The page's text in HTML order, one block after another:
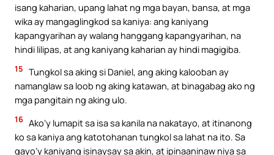
isang kaharian, upang lahat ng mga bayan, bansa, at mga
wika ay mangaglingkod sa kaniya: ang kaniyang
kapangyarihan ay walang hanggang kapangyarihan, na
hindi lilipas, at ang kaniyang kaharian ay hindi magigiba.
15 Tungkol sa aking si Daniel, ang aking kalooban ay
namanglaw sa loob ng aking katawan, at binagabag ako ng
mga pangitain ng aking ulo.
16 Ako’y lumapit sa isa sa kanila na nakatayo, at itinanong
ko sa kaniya ang katotohanan tungkol sa lahat na ito. Sa
gayo’y kaniyang isinaysay sa akin, at ipinaaninaw niya sa